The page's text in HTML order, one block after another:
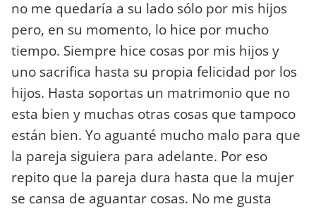
no me quedaría a su lado sólo por mis hijos
pero, en su momento, lo hice por mucho
tiempo. Siempre hice cosas por mis hijos y
uno sacrifica hasta su propia felicidad por los
hijos. Hasta soportas un matrimonio que no
esta bien y muchas otras cosas que tampoco
están bien. Yo aguanté mucho malo para que
la pareja siguiera para adelante. Por eso
repito que la pareja dura hasta que la mujer
se cansa de aguantar cosas. No me gusta